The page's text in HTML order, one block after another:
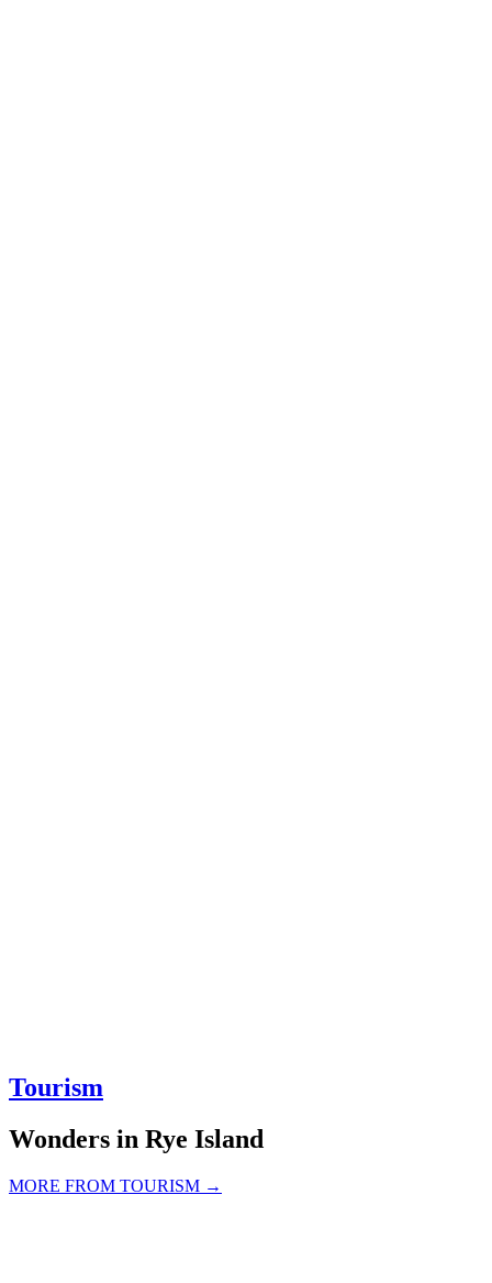
Tourism
Wonders in Rye Island
MORE FROM TOURISM →